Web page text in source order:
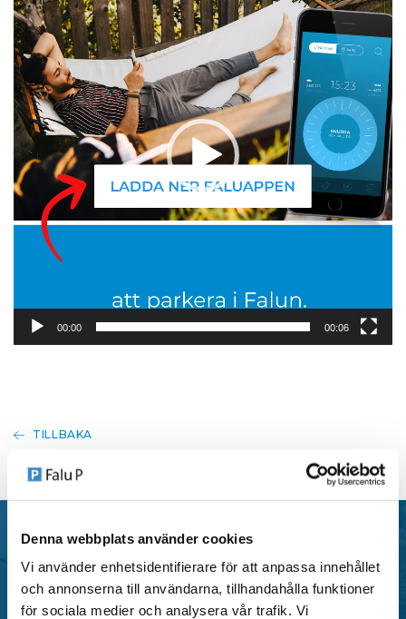
Denna webbplats använder cookies
Vi använder enhetsidentifierare för att anpassa innehållet
och annonserna till användarna, tillhandahålla funktioner
för sociala medier och analysera vår trafik. Vi
00:00 00:06
TILLBAKA
P-tillstånd